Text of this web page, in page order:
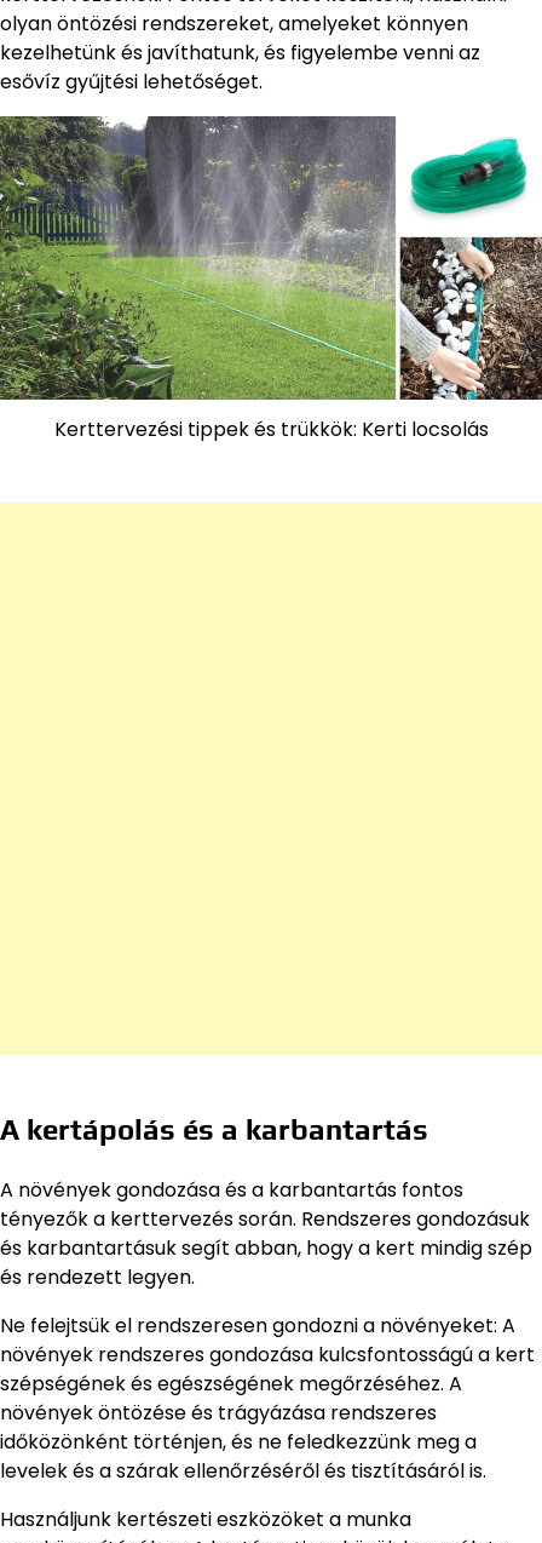
olyan öntözési rendszereket, amelyeket könnyen
kezelhetünk és javíthatunk, és figyelembe venni az
esővíz gyűjtési lehetőséget.
Kerttervezési tippek és trükkök: Kerti locsolás
A kertápolás és a karbantartás
A növények gondozása és a karbantartás fontos
tényezők a kerttervezés során. Rendszeres gondozásuk
és karbantartásuk segít abban, hogy a kert mindig szép
és rendezett legyen.
Ne felejtsük el rendszeresen gondozni a növényeket: A
növények rendszeres gondozása kulcsfontosságú a kert
szépségének és egészségének megőrzéséhez. A
növények öntözése és trágyázása rendszeres
időközönként történjen, és ne feledkezzünk meg a
levelek és a szárak ellenőrzéséről és tisztításáról is.
Használjunk kertészeti eszközöket a munka